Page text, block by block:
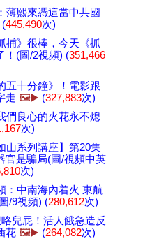
薄熙來憑這當中共國
(445,490次)
捕》很棒，今天《抓
(圖/2視頻) (351,466
五十分鐘》！電影跟
走 🖼️▶️ (327,883次)
們良心的火花永不熄
次)
山系列講座】第20集
官是騙局(圖/視頻中英
次)
：中南海內着火 東航
/9視頻) (280,612次)
兒屁！活人餓急造反
花 🖼️▶️ (264,082次)